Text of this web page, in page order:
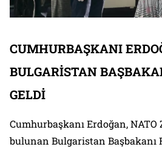
CUMHURBAŞKANI
BULGARİSTAN
GELDİ
Cumhurbaşkanı Erdoğan,
bulunan Bulgaristan Başbakanı